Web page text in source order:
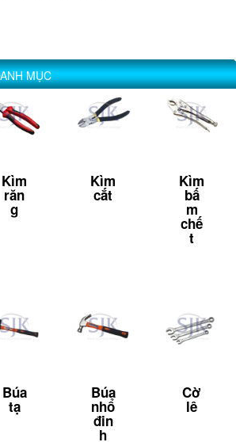
MỤC
Kìm
răn
g
Kìm
cắt
Kìm
bấ
m
chế
t
Búa
tạ
Búa
nhổ
đin
h
Cờ
lê